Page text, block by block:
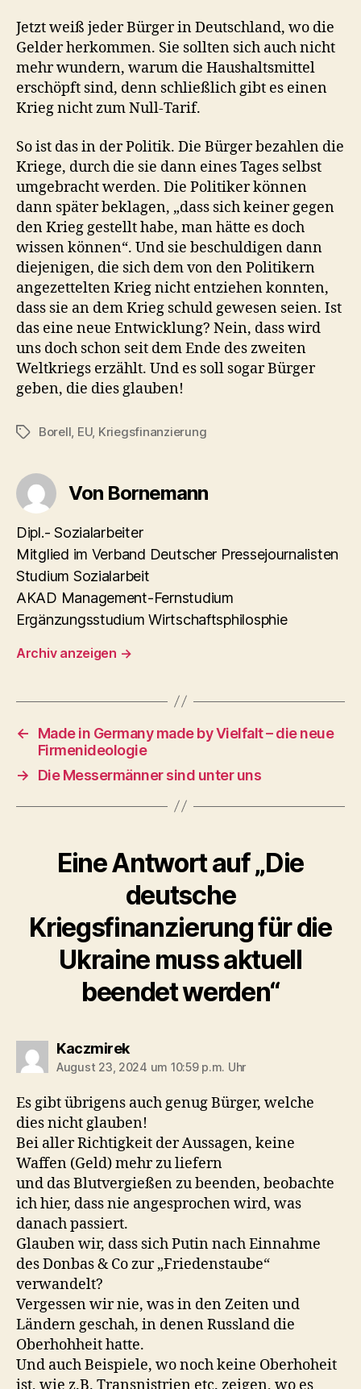
Jetzt weiß jeder Bürger in Deutschland, wo die
Gelder herkommen. Sie sollten sich auch nicht
mehr wundern, warum die Haushaltsmittel
erschöpft sind, denn schließlich gibt es einen
Krieg nicht zum Null-Tarif.
So ist das in der Politik. Die Bürger bezahlen die
Kriege, durch die sie dann eines Tages selbst
umgebracht werden. Die Politiker können
dann später beklagen, „dass sich keiner gegen
den Krieg gestellt habe, man hätte es doch
wissen können“. Und sie beschuldigen dann
diejenigen, die sich dem von den Politikern
angezettelten Krieg nicht entziehen konnten,
dass sie an dem Krieg schuld gewesen seien. Ist
das eine neue Entwicklung? Nein, dass wird
uns doch schon seit dem Ende des zweiten
Weltkriegs erzählt. Und es soll sogar Bürger
geben, die dies glauben!
Schlagwörter
Borell EU, Kriegsfinanzierung
Von Bornemann
Dipl.- Sozialarbeiter
Mitglied im Verband Deutscher Pressejournalisten
Studium Sozialarbeit
AKAD Management-Fernstudium
Ergänzungsstudium Wirtschaftsphilosphie
Archiv anzeigen →
←
Made in Germany made by Vielfalt – die neue
Firmenideologie
→
Die Messermänner sind unter uns
Eine Antwort auf „Die
deutsche
Kriegsfinanzierung für die
Ukraine muss aktuell
beendet werden“
Kaczmireksagt:
August 23, 2024 um 10:59 p.m. Uhr
Es gibt übrigens auch genug Bürger, welche
dies nicht glauben!
Bei aller Richtigkeit der Aussagen, keine
Waffen (Geld) mehr zu liefern
und das Blutvergießen zu beenden, beobachte
ich hier, dass nie angesprochen wird, was
danach passiert.
Glauben wir, dass sich Putin nach Einnahme
des Donbas & Co zur „Friedenstaube“
verwandelt?
Vergessen wir nie, was in den Zeiten und
Ländern geschah, in denen Russland die
Oberhohheit hatte.
Und auch Beispiele, wo noch keine Oberhoheit
ist, wie z.B. Transnistrien etc. zeigen, wo es